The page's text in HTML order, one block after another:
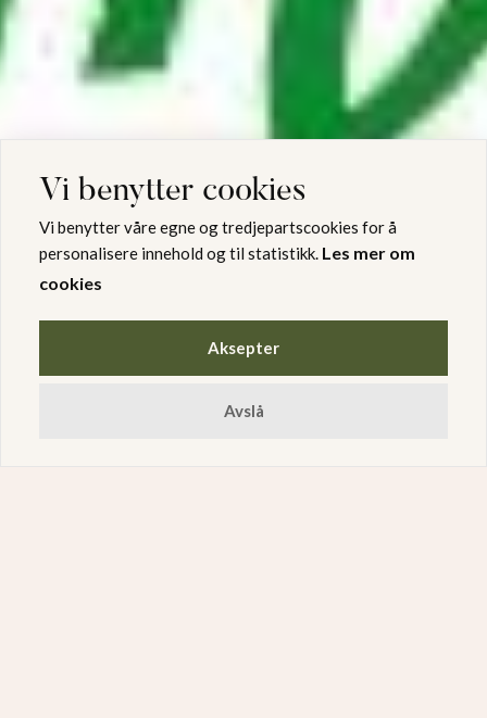
Vi benytter cookies
Vi benytter våre egne og tredjepartscookies for å
personalisere innehold og til statistikk. Les mer om
cookies
Aksepter
Avslå